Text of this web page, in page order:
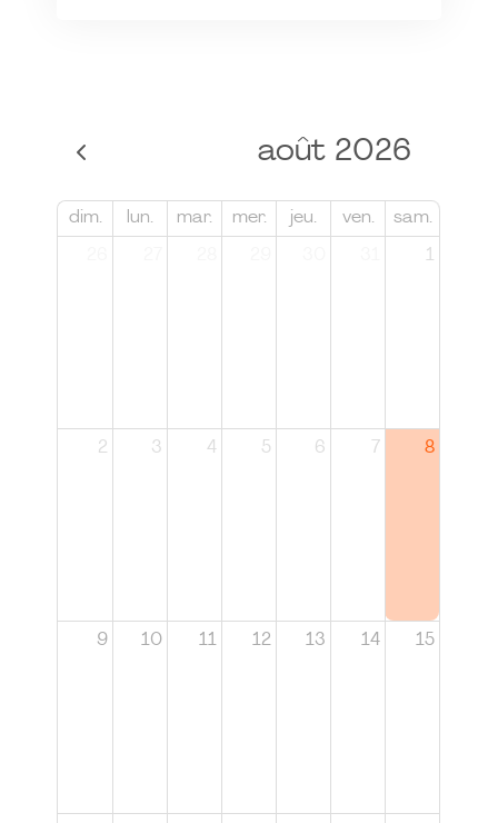
août 2026
dim. lun. mar. mer. jeu. ven. sam.
1
2 3 4 5 6 7 8
9 10 11 12 13 14 15